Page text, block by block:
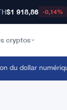
$1 918,86 -0,14%
cryptos
dollar numérique·